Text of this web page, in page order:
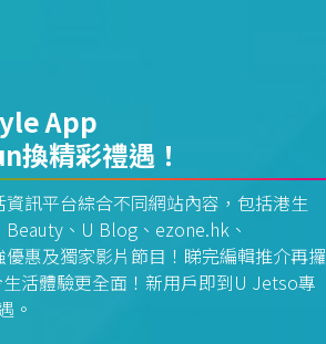
App
換精彩禮遇！
訊平台綜合不同網站內容，包括港生
、U Blog、ezone.hk、
惠及獨家影片節目！睇完編輯推介再攞
活體驗更全面！新用戶即到U Jetso專
。